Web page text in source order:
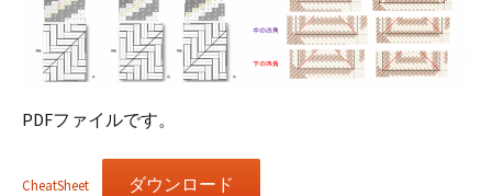
PDFファイルです。
CheatSheet ダウンロード